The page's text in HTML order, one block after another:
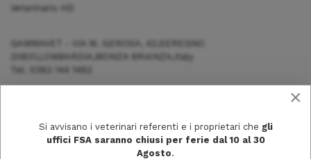
Veterinario HD
20831,LOMBARDIA,MONZA BRIANZA,Italy
Tel. 0362 144 1462
×
Si avvisano i veterinari referenti e i proprietari che gli
uffici FSA saranno chiusi per ferie dal 10 al 30
Agosto.